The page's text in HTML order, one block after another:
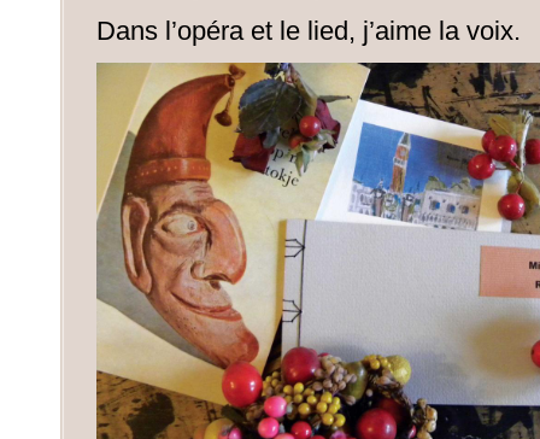
Dans l’opéra et le lied, j’aime la voix.